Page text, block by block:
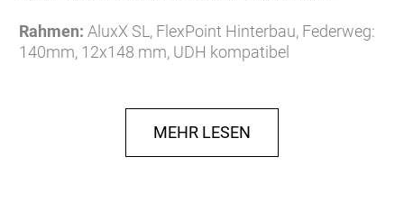
Rahmen: AluxX SL, FlexPoint Hinterbau, Federweg:
140mm, 12x148 mm, UDH kompatibel
Gabel Federweg (mm):150
Fox Float X Performance 185x52.5, Luft
Dämpfer Federweg (mm):140
MEHR LESEN